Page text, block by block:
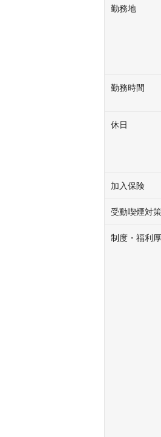
勤務地
勤務時間
休日
加入保険
受動喫煙対策
制度・福利